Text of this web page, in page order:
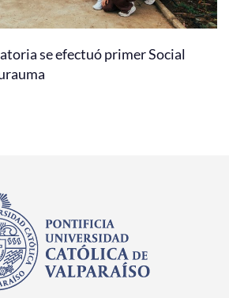
se efectuó primer Social